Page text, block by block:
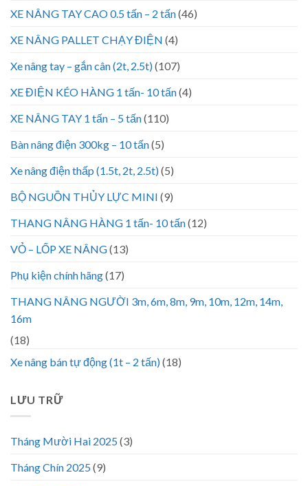
XE NÂNG TAY CAO 0.5 tấn – 2 tấn(46)
XE NÂNG PALLET CHẠY ĐIỆN (4)
Xe nâng tay – gắn cân (2t, 2.5t)(107)
XE ĐIỆN KÉO HÀNG 1 tấn- 10 tấn(4)
XE NÂNG TAY 1 tấn – 5 tấn(110)
Bàn nâng điện 300kg – 10 tấn(5)
Xe nâng điện thấp (1.5t, 2t, 2.5t)(5)
BỘ NGUỒN THỦY LỰC MINI (9)
THANG NÂNG HÀNG 1 tấn- 10 tấn(12)
VỎ – LỐP XE NÂNG(13)
Phụ kiện chính hãng(17)
THANG NÂNG NGƯỜI 3m, 6m, 8m, 9m, 10m, 12m, 14m,
16m
(18)
Xe nâng bán tự động (1t – 2 tấn)(18)
LƯU TRỮ
Tháng Mười Hai 2025(3)
Tháng Chín 2025(9)